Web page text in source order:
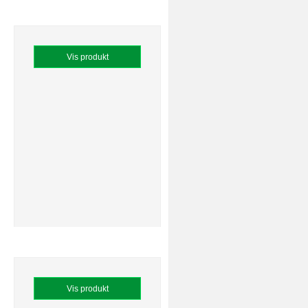
Vis produkt
Vis produkt